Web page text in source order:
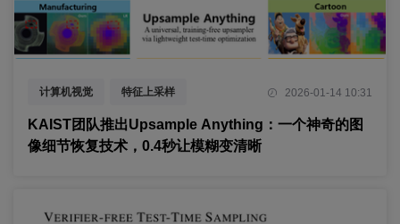
计算机视觉 特征上采样
测试时优化
2026-01-14 10:31
KAIST团队推出Upsample Anything：一个神奇的图
像细节恢复技术，0.4秒让模糊变清晰